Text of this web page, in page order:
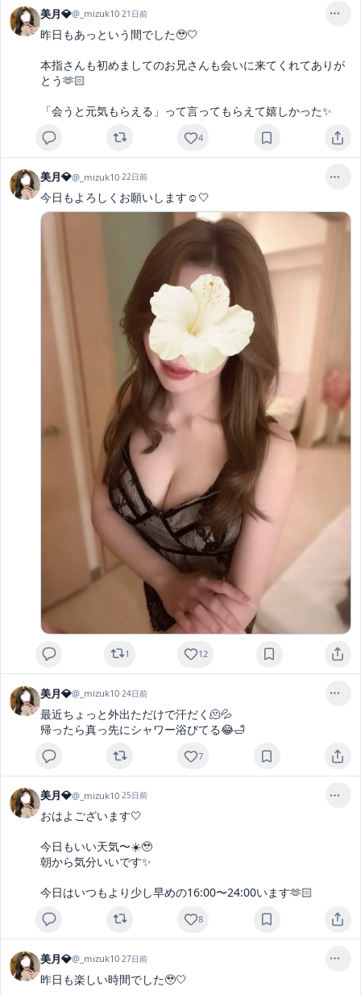
美月💎@_mizuk10·21日前
昨日もあっという間でした🥹🤍
本指さんも初めましてのお兄さんも会いに来てくれてありが
とう🫶🏻
「会うと元気もらえる」って言ってもらえて嬉しかった✨
4
美月💎@_mizuk10·22日前
今日もよろしくお願いします☺️🤍
1 12
美月💎@_mizuk10·24日前
最近ちょっと外出ただけで汗だく🫠💦
帰ったら真っ先にシャワー浴びてる😂🛁
7
美月💎@_mizuk10·25日前
おはよございます🤍
今日もいい天気〜☀️🥹
朝から気分いいです✨
今日はいつもより少し早めの16:00〜24:00います🫶🏻
8
美月💎@_mizuk10·27日前
昨日も楽しい時間でした🥹🤍